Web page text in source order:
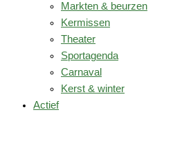
Markten & beurzen
Kermissen
Theater
Sportagenda
Carnaval
Kerst & winter
Actief